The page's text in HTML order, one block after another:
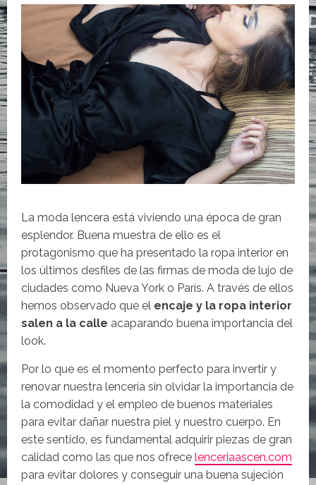
La moda lencera está viviendo una época de gran
esplendor. Buena muestra de ello es el
protagonismo que ha presentado la ropa interior en
los últimos desfiles de las firmas de moda de lujo de
ciudades como Nueva York o París. A través de ellos
hemos observado que el encaje y la ropa interior
salen a la calle acaparando buena importancia del
look.
Por lo que es el momento perfecto para invertir y
renovar nuestra lencería sin olvidar la importancia de
la comodidad y el empleo de buenos materiales
para evitar dañar nuestra piel y nuestro cuerpo. En
este sentido, es fundamental adquirir piezas de gran
calidad como las que nos ofrece lenceriaascen.com
para evitar dolores y conseguir una buena sujeción